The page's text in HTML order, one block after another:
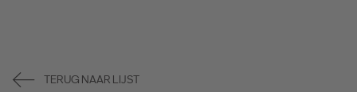
TERUG NAAR LIJST